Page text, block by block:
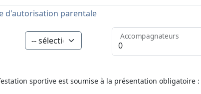
d'autorisation parentale
Accompagnateurs
sportive est soumise à la présentation obligatoire :